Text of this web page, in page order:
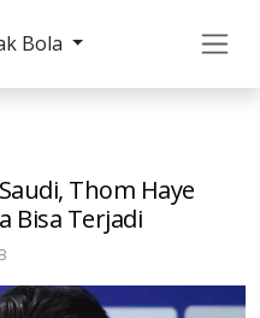
Bola
Thom Haye
Bisa Terjadi